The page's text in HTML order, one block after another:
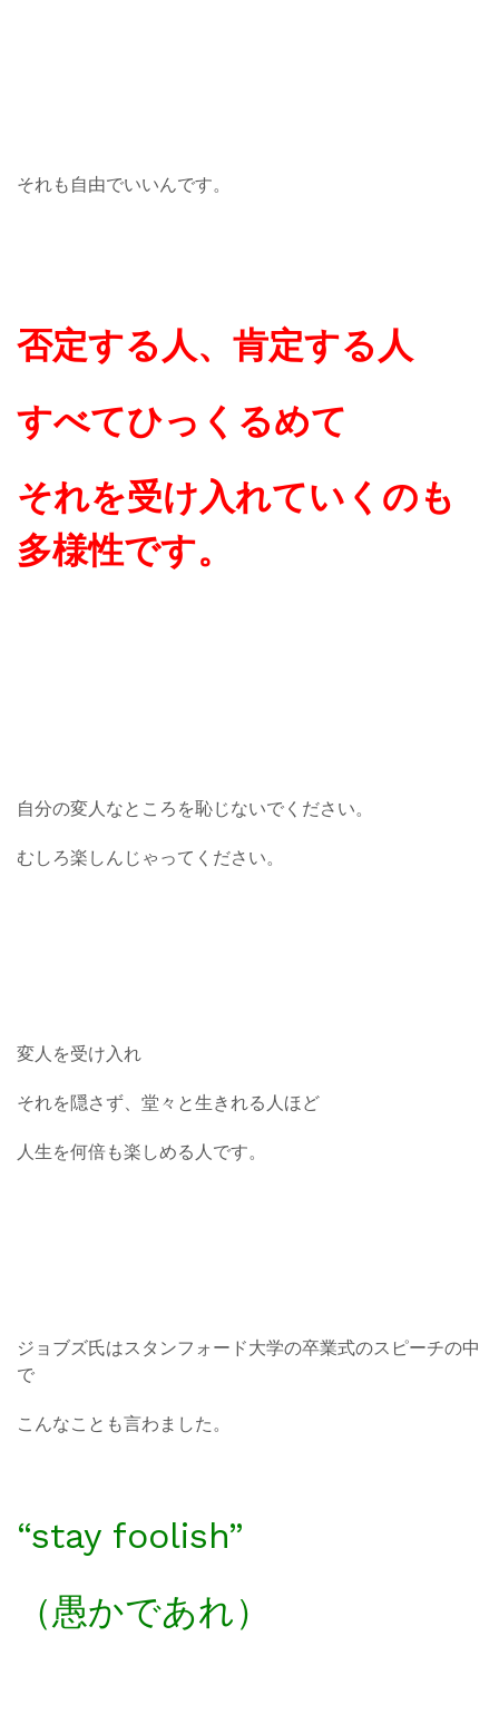
それも自由でいいんです。
否定する人、肯定する人
すべてひっくるめて
それを受け入れていくのも
多様性です。
自分の変人なところを恥じないでください。
むしろ楽しんじゃってください。
変人を受け入れ
それを隠さず、堂々と生きれる人ほど
人生を何倍も楽しめる人です。
ジョブズ氏はスタンフォード大学の卒業式のスピーチの中
で
こんなことも言わました。
“stay foolish”
（愚かであれ）